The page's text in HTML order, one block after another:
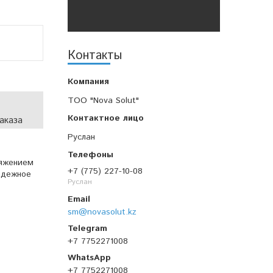
Контакты
TOO "Nova Solut"
Руслан
+7 (775) 227-10-08
Руслан
sm@novasolut.kz
+7 7752271008
+7 7752271008